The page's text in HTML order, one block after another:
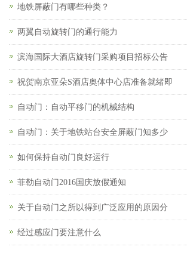
地铁屏蔽门有哪些种类？
两翼自动旋转门的通行能力
滨海国际大酒店旋转门采购项目招标公告
祝贺南京亚朵S酒店奥体中心店准备就绪即
自动门：自动平移门的机械结构
自动门：关于地铁站台安全屏蔽门知多少
如何保持自动门良好运行
菲勒自动门2016国庆放假通知
关于自动门之所以得到广泛应用的原因分
经过感应门要注意什么